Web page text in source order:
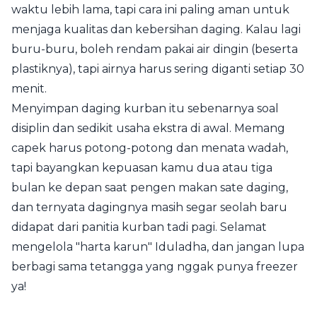
waktu lebih lama, tapi cara ini paling aman untuk
menjaga kualitas dan kebersihan daging. Kalau lagi
buru-buru, boleh rendam pakai air dingin (beserta
plastiknya), tapi airnya harus sering diganti setiap 30
menit.
Menyimpan daging kurban itu sebenarnya soal
disiplin dan sedikit usaha ekstra di awal. Memang
capek harus potong-potong dan menata wadah,
tapi bayangkan kepuasan kamu dua atau tiga
bulan ke depan saat pengen makan sate daging,
dan ternyata dagingnya masih segar seolah baru
didapat dari panitia kurban tadi pagi. Selamat
mengelola "harta karun" Iduladha, dan jangan lupa
berbagi sama tetangga yang nggak punya freezer
ya!